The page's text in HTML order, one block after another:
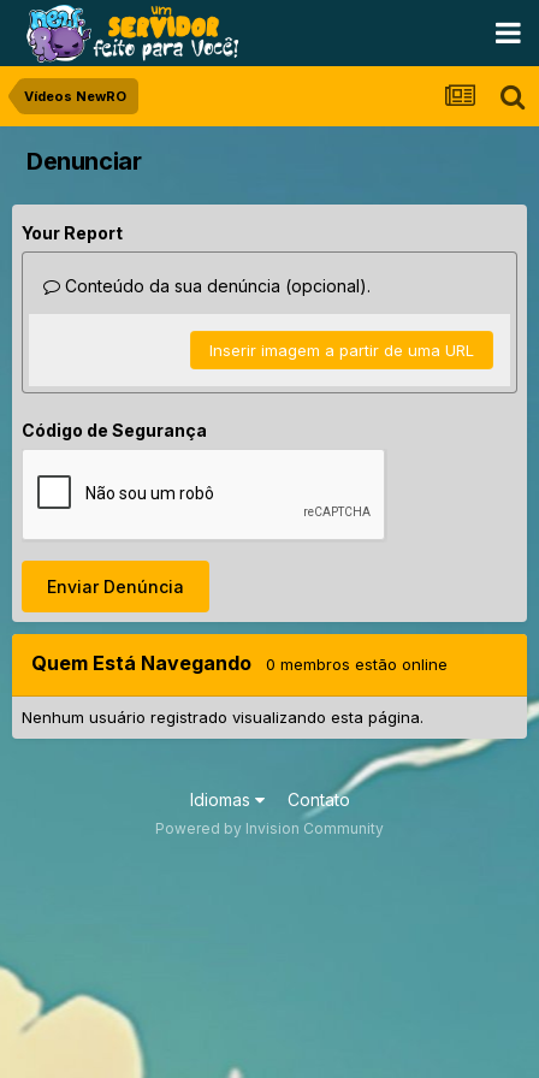
Vídeos NewRO
Denunciar
Your Report
Conteúdo da sua denúncia (opcional).
Inserir imagem a partir de uma URL
Código de Segurança
Enviar Denúncia
Quem Está Navegando 0 membros estão online
Nenhum usuário registrado visualizando esta página.
Idiomas Contato
Powered by Invision Community